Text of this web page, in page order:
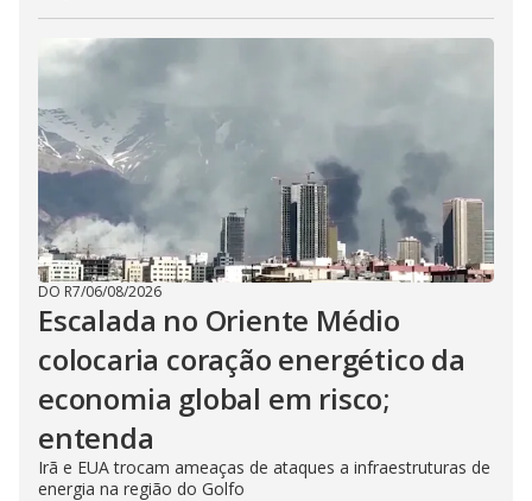
DO R7/06/08/2026
Escalada no Oriente Médio
colocaria coração energético da
economia global em risco;
entenda
Irã e EUA trocam ameaças de ataques a infraestruturas de
energia na região do Golfo